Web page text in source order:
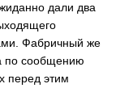
дали два
Фабричный же
по сообщению
перед этим